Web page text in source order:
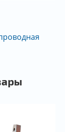
или
Испания
для
100 серии